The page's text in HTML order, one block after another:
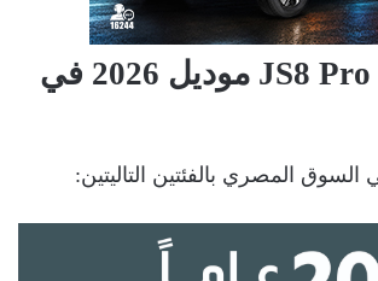
أسعار جاك JS8 Pro موديل 2026 في
المصري بالفئتين التاليتين: